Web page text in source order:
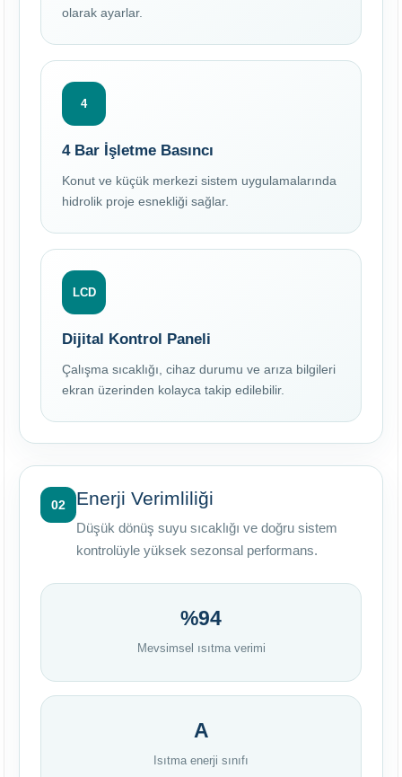
olarak ayarlar.
4
4 Bar İşletme Basıncı
Konut ve küçük merkezi sistem uygulamalarında
hidrolik proje esnekliği sağlar.
LCD
Dijital Kontrol Paneli
Çalışma sıcaklığı, cihaz durumu ve arıza bilgileri
ekran üzerinden kolayca takip edilebilir.
02 Enerji Verimliliği
Düşük dönüş suyu sıcaklığı ve doğru sistem
kontrolüyle yüksek sezonsal performans.
%94
Mevsimsel ısıtma verimi
A
Isıtma enerji sınıfı